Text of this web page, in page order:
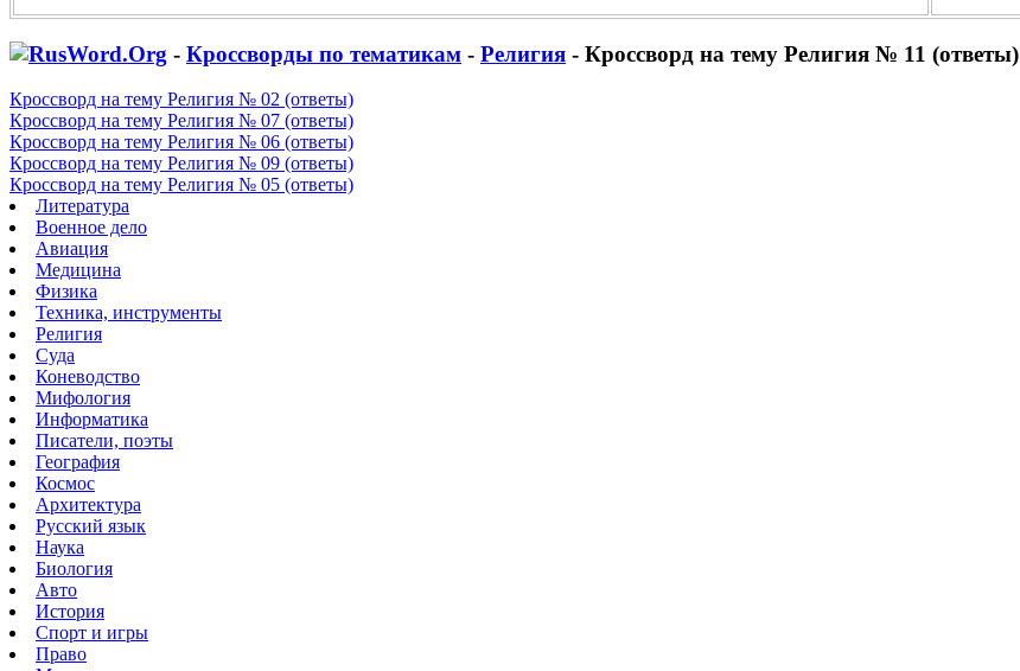
- Кроссворды по тематикам - Религия - Кроссворд на тему Религия № 11 (ответы)
Кроссворд на тему Религия № 02 (ответы)
Кроссворд на тему Религия № 07 (ответы)
Кроссворд на тему Религия № 06 (ответы)
Кроссворд на тему Религия № 09 (ответы)
Кроссворд на тему Религия № 05 (ответы)
Литература
Военное дело
Авиация
Медицина
Физика
Техника, инструменты
Религия
Суда
Коневодство
Мифология
Информатика
Писатели, поэты
География
Космос
Архитектура
Русский язык
Наука
Биология
Авто
История
Спорт и игры
Право